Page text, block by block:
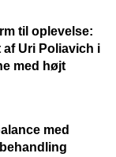
til oplevelse:
Uri Poliavich i
med højt
med